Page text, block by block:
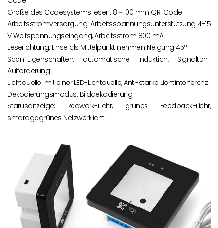
Größe des Codesystems lesen: 8 ~ 100 mm QR-Code
Arbeitsstromversorgung: Arbeitsspannungsunterstützung 4-15
V Weitspannungseingang, Arbeitsstrom 800 mA
Leserichtung: Linse als Mittelpunkt nehmen, Neigung 45°
Scan-Eigenschaften: automatische Induktion, Signalton-
Aufforderung
Lichtquelle: mit einer LED-Lichtquelle, Anti-starke Lichtinterferenz
Dekodierungsmodus: Bilddekodierung
Statusanzeige: Redwork-Licht, grünes Feedback-Licht,
smaragdgrünes Netzwerklicht